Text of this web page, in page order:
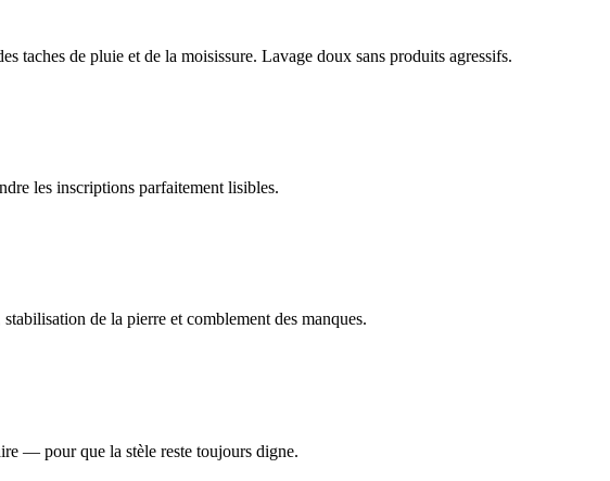
taches de pluie et de la moisissure. Lavage doux sans produits agressifs.
les inscriptions parfaitement lisibles.
de la pierre et comblement des manques.
— pour que la stèle reste toujours digne.